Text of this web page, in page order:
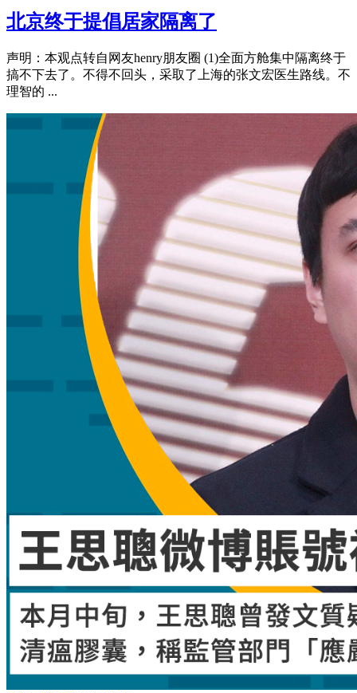
北京终于提倡居家隔离了
声明：本观点转自网友henry朋友圈 (1)全面方舱集中隔离终于
搞不下去了。不得不回头，采取了上海的张文宏医生路线。不
理智的 ...